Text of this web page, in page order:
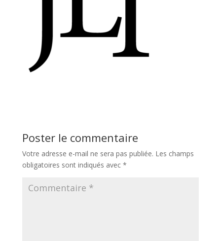
Poster le commentaire
Votre adresse e-mail ne sera pas publiée. Les champs
obligatoires sont indiqués avec *